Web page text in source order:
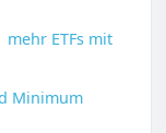
mehr ETFs mit
Minimum